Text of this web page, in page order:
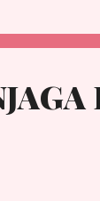
istilah
dan berisi